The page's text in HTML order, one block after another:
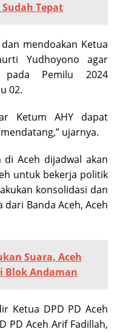
Tepat
mendoakan Ketua
Yudhoyono agar
pada Pemilu 2024
02.
Ketum AHY dapat
ujarnya.
di Aceh dijadwal akan
untuk bekerja politik
konsolidasi dan
Banda Aceh, Aceh
Suara, Aceh
Blok Andaman
Ketua DPD PD Aceh
PD Aceh Arif Fadillah,